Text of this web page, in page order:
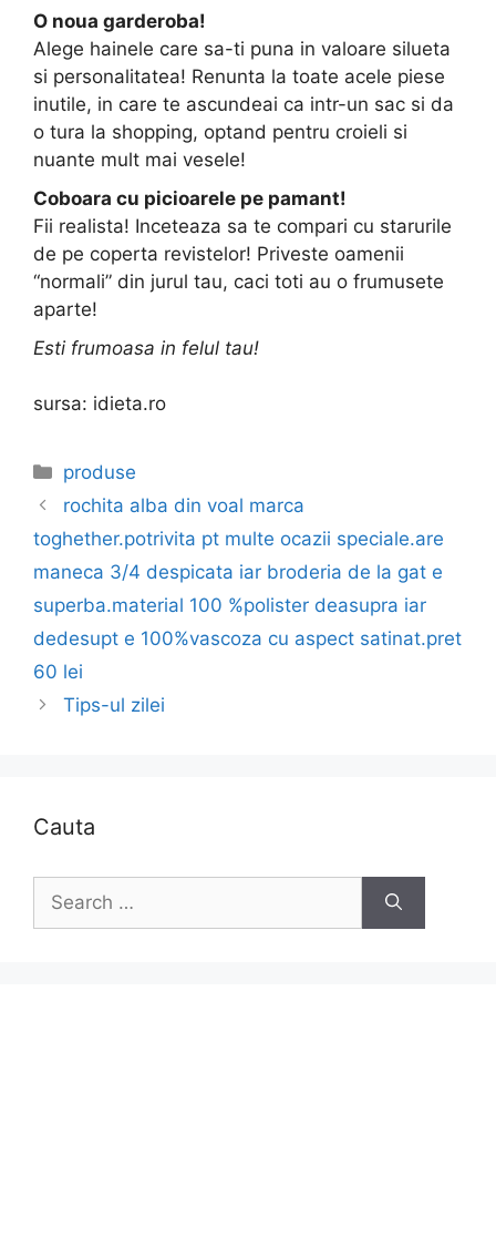
O noua garderoba!
Alege hainele care sa-ti puna in valoare silueta
si personalitatea! Renunta la toate acele piese
inutile, in care te ascundeai ca intr-un sac si da
o tura la shopping, optand pentru croieli si
nuante mult mai vesele!
Coboara cu picioarele pe pamant!
Fii realista! Inceteaza sa te compari cu starurile
de pe coperta revistelor! Priveste oamenii
“normali” din jurul tau, caci toti au o frumusete
aparte!
Esti frumoasa in felul tau!
sursa: idieta.ro
Categories
produse
rochita alba din voal marca
toghether.potrivita pt multe ocazii speciale.are
maneca 3/4 despicata iar broderia de la gat e
superba.material 100 %polister deasupra iar
dedesupt e 100%vascoza cu aspect satinat.pret
60 lei
Tips-ul zilei
Cauta
Search
for: